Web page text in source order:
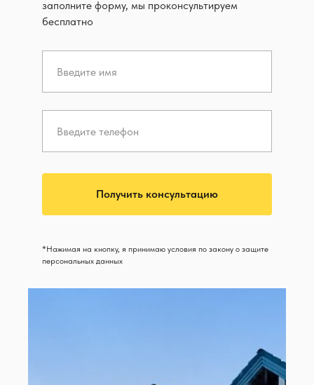
заполните форму, мы проконсультируем
бесплатно
Получить консультацию
*Нажимая на кнопку, я принимаю условия по закону о защите
персональных данных